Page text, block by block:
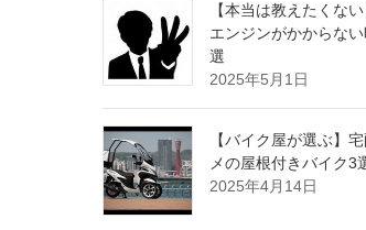
【本当は教えたくな
エンジンがかからな
選
2025年5月1日
【バイク屋が選ぶ】
メの屋根付きバイク3
2025年4月14日